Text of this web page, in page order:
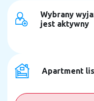
Apartment
Wybrany
jest aktywny